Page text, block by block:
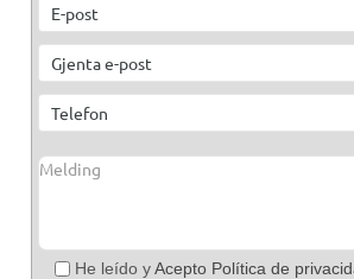
He leído yAcepto Política de